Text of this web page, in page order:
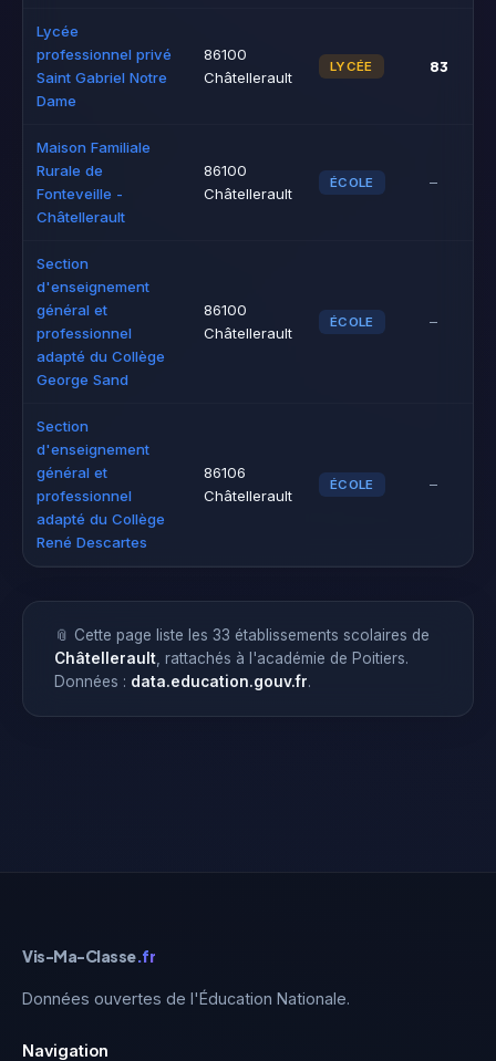
Lycée
professionnel privé
Saint Gabriel Notre
Dame
86100
Châtellerault
LYCÉE 83
Maison Familiale
Rurale de
Fonteveille -
Châtellerault
86100
Châtellerault
ÉCOLE –
Section
d'enseignement
général et
professionnel
adapté du Collège
George Sand
86100
Châtellerault
ÉCOLE –
Section
d'enseignement
général et
professionnel
adapté du Collège
René Descartes
86106
Châtellerault
ÉCOLE –
📎 Cette page liste les 33 établissements scolaires de
Châtellerault , rattachés à l'académie de Poitiers.
Données : data.education.gouv.fr.
Vis-Ma-Classe.fr
Données ouvertes de l'Éducation Nationale.
Navigation